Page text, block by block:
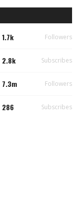
1.7k Followers
2.8k Subscribes
7.3m Followers
286 Subscribes